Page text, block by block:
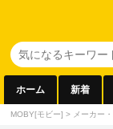
ホーム 新着
MOBY[モビー] > メーカー